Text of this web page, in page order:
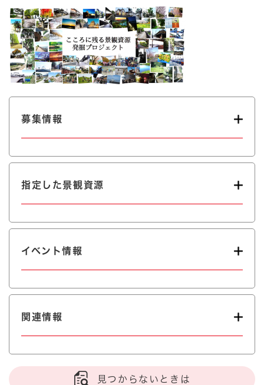
募集情報
指定した景観資源
イベント情報
関連情報
見つからないときは